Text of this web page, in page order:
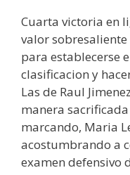
Cuarta victoria en
valor
para establecerse
clasificacion y
Las de Raul
manera sacrificada
marcando, Maria
acostumbrando a
examen defensivo